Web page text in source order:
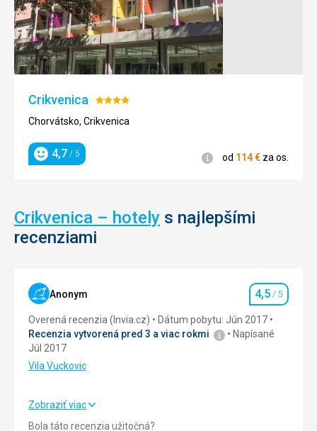
Crikvenica Hodnotenie:
4/5
Chorvátsko, Crikvenica
Hodnotenie
4,7 / 5 Informácie
od 114€ za os.
Crikvenica – hotely s najlepšími
recenziami
Anonym Hodnotenie
4,5 / 5
Overená recenzia (Invia.cz)
Dátum pobytu: Jún 2017
Recenzia vytvorená pred 3 a viac rokmi
Napísané
Júl 2017
Vila Vuckovic
Strava
Zobraziť viac
Bola táto recenzia užitočná?